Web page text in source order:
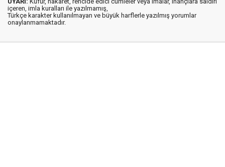
içeren, imla kuralları ile yazılmamış,
Türkçe karakter kullanılmayan ve büyük harflerle yazılmış yorumlar
onaylanmamaktadır.